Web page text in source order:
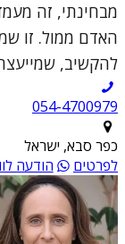
מבחינתי, זה
האדם ממול. זו
להקשיב,
054-4700979
כפר סבא, ישראל
לפרטים
הודעה